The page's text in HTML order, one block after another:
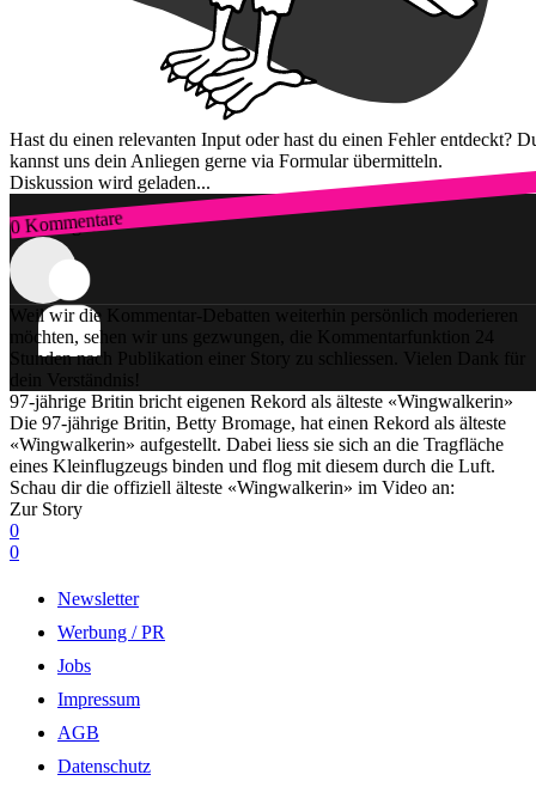
Hast du einen relevanten Input oder hast du einen Fehler entdeckt?
kannst uns dein Anliegen gerne via Formular übermitteln.
Diskussion wird geladen...
0 Kommentare
Zum Login
Weil wir die Kommentar-Debatten weiterhin persönlich moderieren
möchten, sehen wir uns gezwungen, die Kommentarfunktion 24
Stunden nach Publikation einer Story zu schliessen. Vielen Dank für
dein Verständnis!
97-jährige Britin bricht eigenen Rekord als älteste «Wingwalkerin»
Die 97-jährige Britin, Betty Bromage, hat einen Rekord als älteste
«Wingwalkerin» aufgestellt. Dabei liess sie sich an die Tragfläche
eines Kleinflugzeugs binden und flog mit diesem durch die Luft.
Schau dir die offiziell älteste «Wingwalkerin» im Video an:
Zur Story
0
0
Newsletter
Werbung / PR
Jobs
Impressum
AGB
Datenschutz